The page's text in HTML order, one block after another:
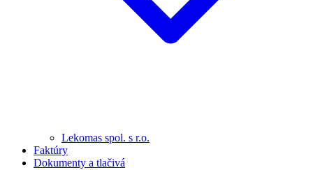
Lekomas spol. s r.o.
Faktúry
Dokumenty a tlačivá